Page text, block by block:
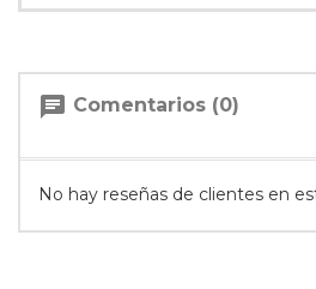
chat Comentarios (0)
No hay reseñas de clientes en